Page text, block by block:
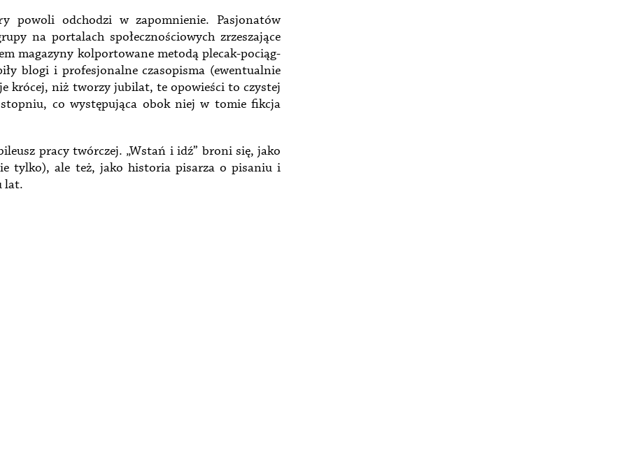
powoli odchodzi w zapomnienie. Pasjonatów
na portalach społecznościowych zrzeszające
magazyny kolportowane metodą plecak-pociąg-
blogi i profesjonalne czasopisma (ewentualnie
krócej, niż tworzy jubilat, te opowieści to czystej
co występująca obok niej w tomie fikcja
pracy twórczej. „Wstań i idź” broni się, jako
tylko), ale też, jako historia pisarza o pisaniu i
lat.